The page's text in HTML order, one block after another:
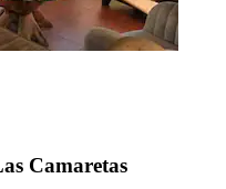
Camaretas